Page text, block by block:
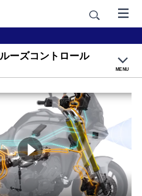
ーズコントロール
MENU